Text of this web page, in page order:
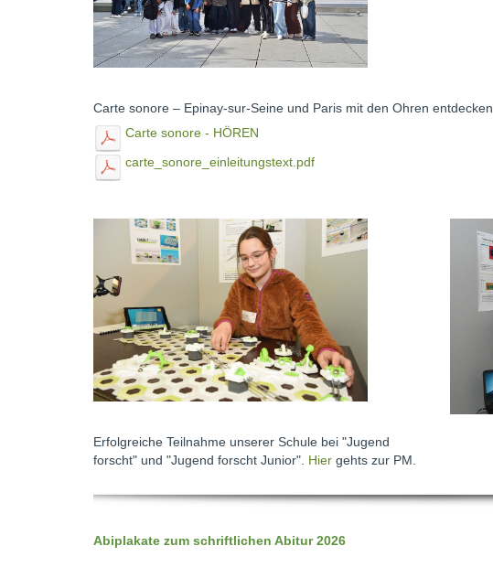
Carte sonore – Epinay-sur-Seine und Paris mit den Ohren entdecken
Carte sonore - HÖREN
carte_sonore_einleitungstext.pdf
Erfolgreiche Teilnahme unserer Schule bei "Jugend
forscht" und "Jugend forscht Junior". Hier gehts zur PM.
Abiplakate zum schriftlichen Abitur 2026